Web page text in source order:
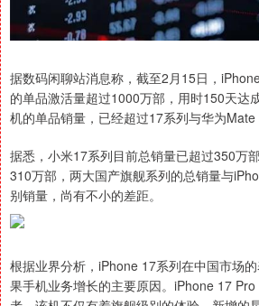
据数码闲聊站消息称，截至2月15日，
的单品激活量超过1000万部，用时150天达
机的单品销量，已经超过17系列与华为Mate
据悉，小米17系列目前总销量已超过350万
310万部，两大国产旗舰系列的总销量与
别销量，尚有不小的差距。
根据业界分析，iPhone 17系列在中国市场
果手机业务增长的主要原因。iPhone 17